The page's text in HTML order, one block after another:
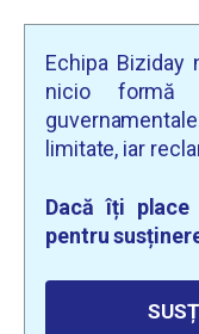
Echipa
nicio formă
limitate, iar
Dacă îți
pentru